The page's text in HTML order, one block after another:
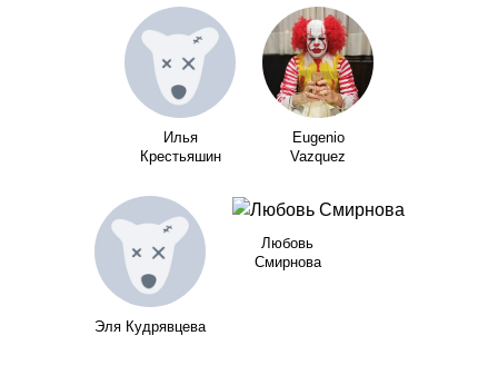
Илья
Крестьяшин
Eugenio
Vazquez
Эля Кудрявцева
Любовь
Смирнова